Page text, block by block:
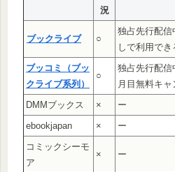
況
ブックライブ ○
独占先行配信
しで利用でき
ブッコミ（ブッ
クライブ系列）
○
独占先行配信
月目無料キャ
DMMブックス
×
ー
ebookjapan
×
ー
コミックシーモ
ア
× ー